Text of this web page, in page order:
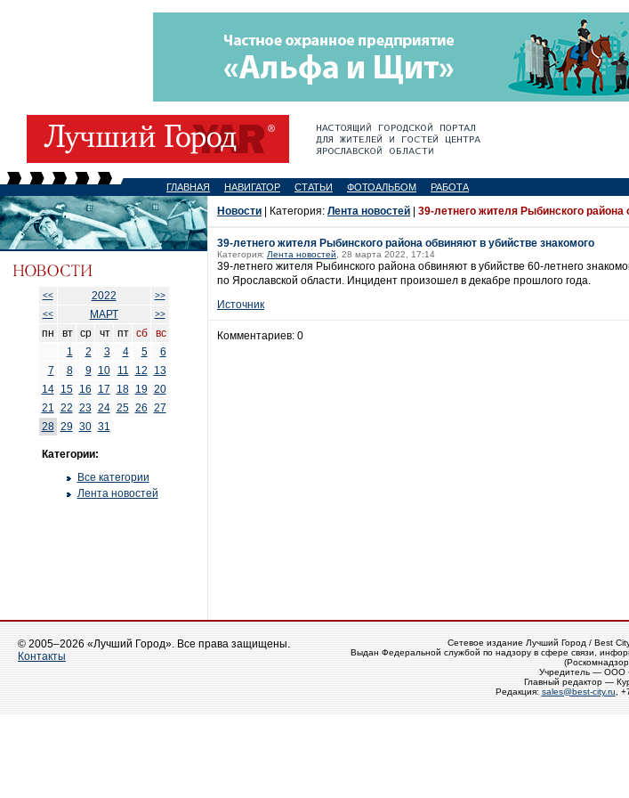
ГЛАВНАЯ НАВИГАТОР СТАТЬИ ФОТОАЛЬБОМ РАБОТА
<< 2022
>>
<<
МАРТ >>
пн вт ср чт пт сб
вс
1
2 3 4 5
6
7
8 9 10 11 12
13
14
15 16 17 18 19 20
21 22 23 24 25 26 27
28 29 30 31
Категории:
Все категории
Лента новостей
Новости | Категория: Лента новостей 39-летнего жителя Рыбинского района
39-летнего жителя Рыбинского района обвиняют в убийстве знакомого
Категория: Лента новостей , 28 марта 2022, 17:14
39-летнего жителя Рыбинского района обвиняют в убийстве 60-летнего
по Ярославской области. Инцидент произошел в декабре прошлого года.
Источник
Комментариев: 0
© 2005–2026 «Лучший Город». Все права защищены.
Контакты
Сетевое издание Лучший Город / Best
Выдан Федеральной службой по надзору в сфере связи,
Учредитель — ООО
Главный редактор —
Редакция: sales@best-city.ru ,